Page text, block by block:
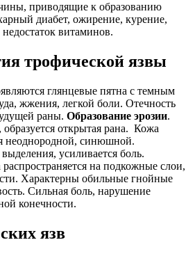
приводящие к образованию
диабет, ожирение, курение,
витаминов.
трофической язвы
глянцевые пятна с темным
жжения, легкой боли. Отечность
раны. Образование эрозии.
открытая рана. Кожа
неоднородной, синюшной.
усиливается боль.
распространяется на подкожные слои,
Характерны обильные гнойные
Сильная боль, нарушение
конечности.
язв